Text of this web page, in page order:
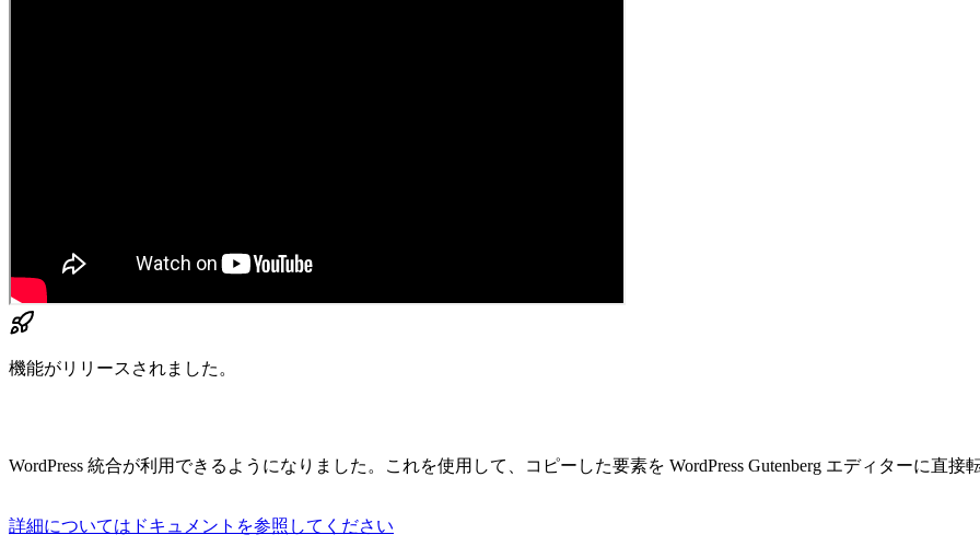
機能がリリースされました。
WordPress 統合が利用できるようになりました。これを使用して、コピーした要素を WordPress Gutenberg エディターに直接
詳細についてはドキュメントを参照してください